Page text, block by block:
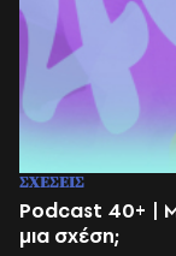
ΣΧΕΣΕΙΣ
Podcast 40+ |
μια σχέση;